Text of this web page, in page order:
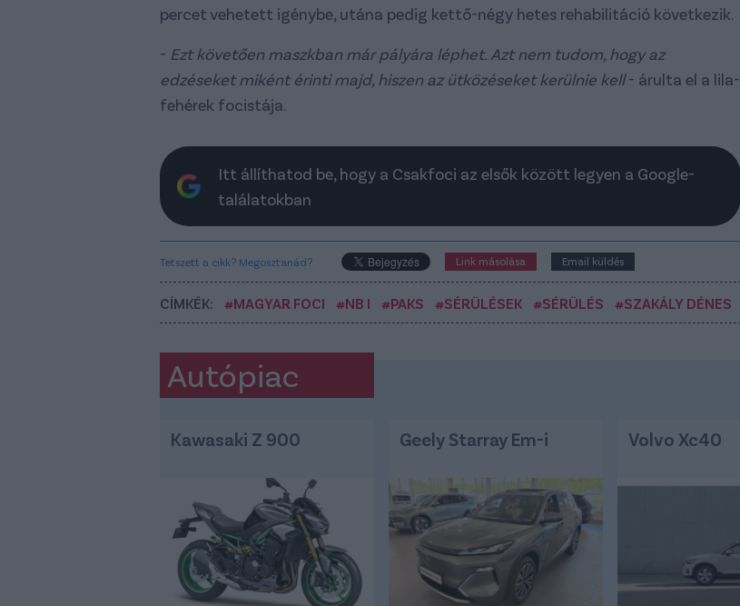
percet vehetett igénybe, utána pedig kettő-négy hetes rehabilitáció következik.
- Ezt követően maszkban már pályára léphet. Azt nem tudom, hogy az
edzéseket miként érinti majd, hiszen az ütközéseket kerülnie kell- árulta el a lila-
fehérek focistája.
Itt állíthatod be, hogy a Csakfoci az elsők között legyen a Google-
találatokban
Tetszett a cikk? Megosztanád? Link másolása Email küldés
CÍMKÉK: #MAGYAR FOCI #NB I #PAKS #SÉRÜLÉSEK #SÉRÜLÉS #SZAKÁLY DÉNES
Autópiac
Kawasaki Z 900 Geely Starray Em-i Volvo Xc40